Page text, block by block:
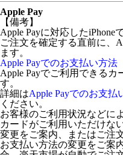
Apple Pay
【備考】
Apple Payに対応したiPhone
ご注文を確定する直前に、
ます。
Apple Payでのお支払い方法
Apple Payでご利用できる
す。
詳細はApple Payでのお支払
ください。
お客様のご利用状況などに
カードがご利用いただけな
変更をご案内、またはご注
お支払い方法の変更をご案